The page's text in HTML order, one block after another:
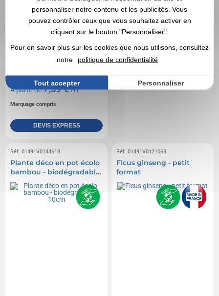
A partir de7,59 €HT
Marquage compris
DEVIS EXPRESS
DEVIS EXPRESS
Réf. 01491V0144618
Plante déco en pot écolo
bambou - biodégradable
10cm
Réf. 01491V0121068
Ficus ginseng - petit
format
personnaliser notre contenu et les publicités. Vous
pouvez contrôler ceux que vous souhaitez activer en
cliquant sur le bouton "Personnaliser".
Pour en savoir plus sur les cookies que nous utilisons, consultez
notre
politique de confidentialité
Tout accepter Personnaliser